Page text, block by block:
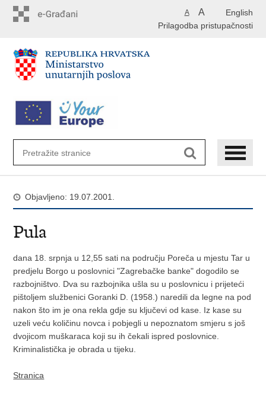
English
A A
Prilagodba pristupačnosti
Objavljeno: 19.07.2001.
Pula
dana 18. srpnja u 12,55 sati na području Poreča u mjestu Tar u
predjelu Borgo u poslovnici "Zagrebačke banke" dogodilo se
razbojništvo. Dva su razbojnika ušla su u poslovnicu i prijeteći
pištoljem službenici Goranki D. (1958.) naredili da legne na pod
nakon što im je ona rekla gdje su ključevi od kase. Iz kase su
uzeli veću količinu novca i pobjegli u nepoznatom smjeru s još
dvojicom muškaraca koji su ih čekali ispred poslovnice.
Kriminalistička je obrada u tijeku.
Stranica